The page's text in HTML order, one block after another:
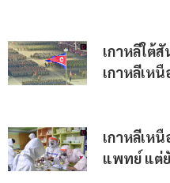
เกาหลีใต้
เกาหลีเห
เกาหลีเห
แพทย์ แต่